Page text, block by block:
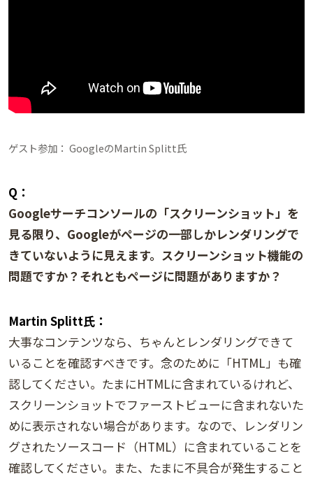
ゲスト参加： GoogleのMartin Splitt氏
Q：
Googleサーチコンソールの「スクリーンショット」を
見る限り、Googleがページの一部しかレンダリングで
きていないように見えます。スクリーンショット機能の
問題ですか？それともページに問題がありますか？
Martin Splitt氏：
大事なコンテンツなら、ちゃんとレンダリングできて
いることを確認すべきです。念のために「HTML」も確
認してください。たまにHTMLに含まれているけれど、
スクリーンショットでファーストビューに含まれないた
めに表示されない場合があります。なので、レンダリン
グされたソースコード（HTML）に含まれていることを
確認してください。また、たまに不具合が発生すること